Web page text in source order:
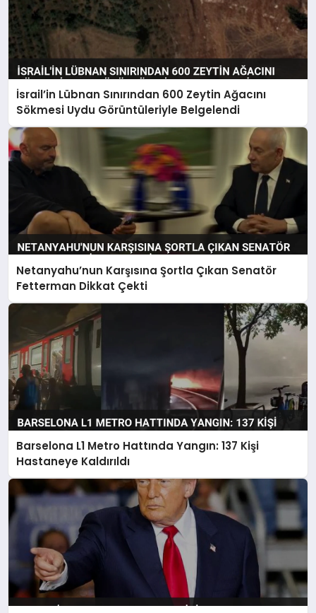
İsrail’in Lübnan Sınırından 600 Zeytin Ağacını
Sökmesi Uydu Görüntüleriyle Belgelendi
Netanyahu’nun Karşısına Şortla Çıkan Senatör
Fetterman Dikkat Çekti
Barselona L1 Metro Hattında Yangın: 137 Kişi
Hastaneye Kaldırıldı